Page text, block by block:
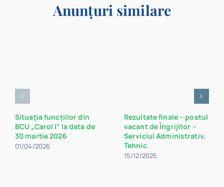
Anunțuri similare
Situația funcțiilor din
BCU „Carol I” la data de
30 martie 2026
01/04/2026
Rezultate finale – postul
vacant de Îngrijitor –
Serviciul Administrativ.
Tehnic.
15/12/2025